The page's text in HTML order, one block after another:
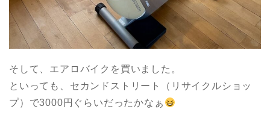
そして、エアロバイクを買いました。
といっても、セカンドストリート（リサイクルショッ
プ）で3000円ぐらいだったかなぁ